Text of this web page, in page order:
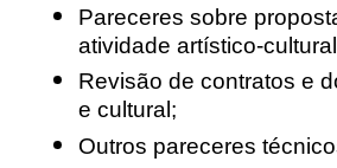
Pareceres sobre
atividade artístico-
Revisão de contratos e
e cultural;
Outros pareceres